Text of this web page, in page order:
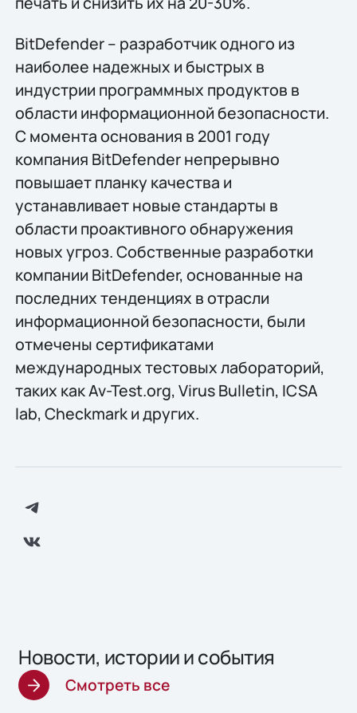
BitDefender – разработчик одного из
наиболее надежных и быстрых в
индустрии программных продуктов в
области информационной безопасности.
С момента основания в 2001 году
компания BitDefender непрерывно
повышает планку качества и
устанавливает новые стандарты в
области проактивного обнаружения
новых угроз. Собственные разработки
компании BitDefender, основанные на
последних тенденциях в отрасли
информационной безопасности, были
отмечены сертификатами
международных тестовых лабораторий,
таких как Av-Test.org, Virus Bulletin, ICSA
lab, Checkmark и других.
Новости, истории и события
Смотреть все